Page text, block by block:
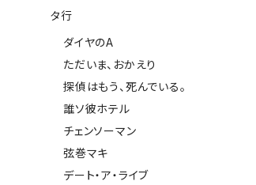
タ行
ダイヤのA
ただいま、おかえり
探偵はもう、死んでいる。
誰ソ彼ホテル
チェンソーマン
弦巻マキ
デート・ア・ライブ